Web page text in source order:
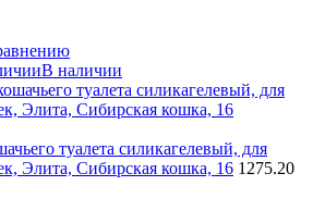
В наличии
туалета силикагелевый, для
Элита, Сибирская кошка, 16 1275.20